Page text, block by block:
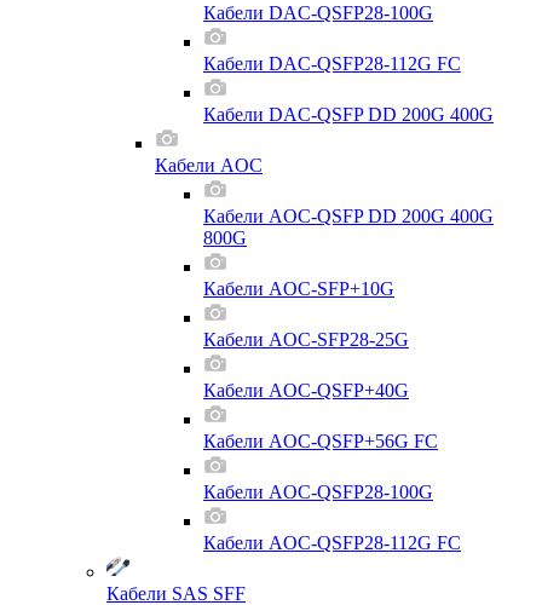
Кабели DAC-QSFP28-100G
Кабели DAC-QSFP28-112G FC
Кабели DAC-QSFP DD 200G 400G
Кабели AOC
Кабели AOC-QSFP DD 200G 400G
800G
Кабели AOC-SFP+10G
Кабели AOC-SFP28-25G
Кабели AOC-QSFP+40G
Кабели AOC-QSFP+56G FC
Кабели AOC-QSFP28-100G
Кабели AOC-QSFP28-112G FC
Кабели SAS SFF